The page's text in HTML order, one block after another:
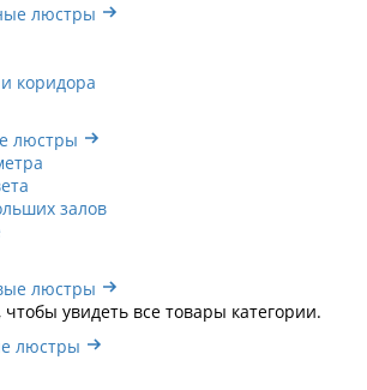
люстры
коридора
люстры
залов
люстры
увидеть все товары категории.
люстры